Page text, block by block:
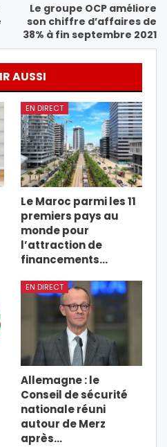
Le groupe OCP améliore
son chiffre d’affaires de
38% à fin septembre 2021
AUSSI
EN DIRECT
Le Maroc parmi les 11
premiers pays au
monde pour
l’attraction de
financements…
EN DIRECT
Allemagne : le
Conseil de sécurité
nationale réuni
autour de Merz
après…